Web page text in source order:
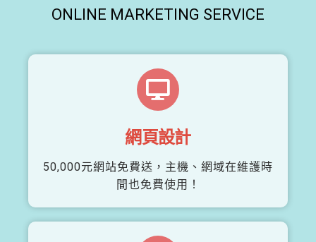
ONLINE MARKETING SERVICE
網頁設計
50,000元網站免費送，主機、網域在維護時
間也免費使用！